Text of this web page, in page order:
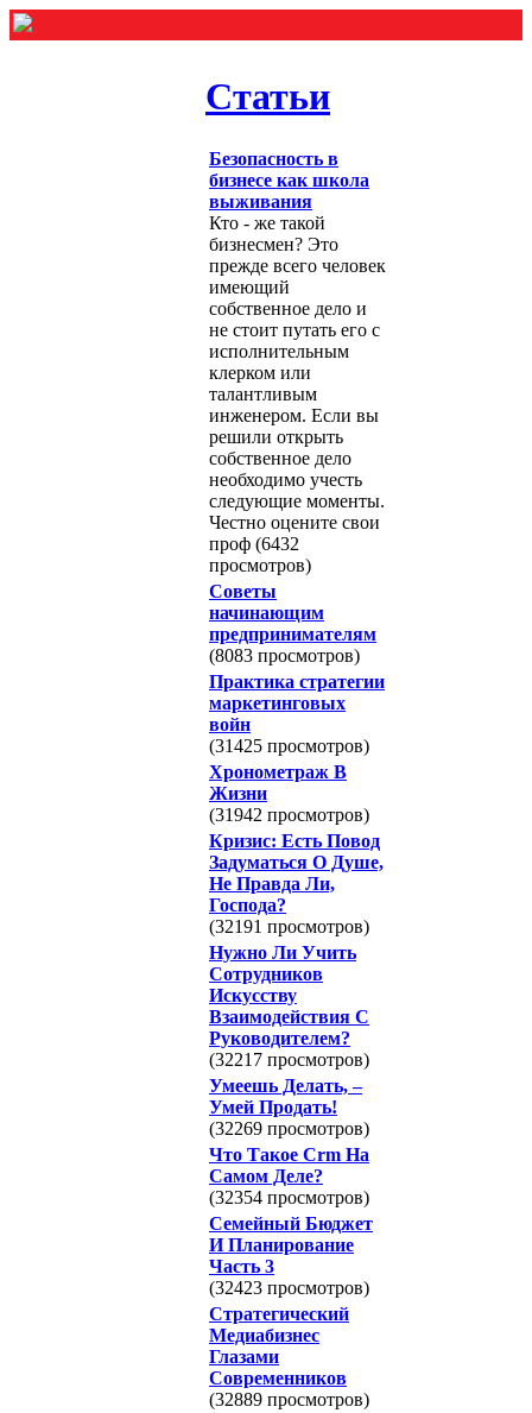
Статьи
Безопасность в
бизнесе как школа
выживания
Кто - же такой
бизнесмен? Это
прежде всего человек
имеющий
собственное дело и
не стоит путать его с
исполнительным
клерком или
талантливым
инженером. Если вы
решили открыть
собственное дело
необходимо учесть
следующие моменты.
Честно оцените свои
проф (6432
просмотров)
Советы
начинающим
предпринимателям
(8083 просмотров)
Практика стратегии
маркетинговых
войн
(31425 просмотров)
Хронометраж В
Жизни
(31942 просмотров)
Кризис: Есть Повод
Задуматься О Душе,
Не Правда Ли,
Господа?
(32191 просмотров)
Нужно Ли Учить
Сотрудников
Искусству
Взаимодействия С
Руководителем?
(32217 просмотров)
Умеешь Делать, –
Умей Продать!
(32269 просмотров)
Что Такое Crm На
Самом Деле?
(32354 просмотров)
Семейный Бюджет
И Планирование
Часть 3
(32423 просмотров)
Стратегический
Медиабизнес
Глазами
Современников
(32889 просмотров)